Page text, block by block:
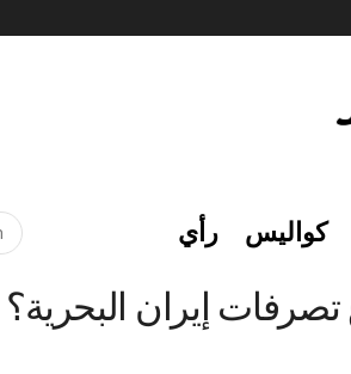
كواليس رأي
إيران البحرية؟